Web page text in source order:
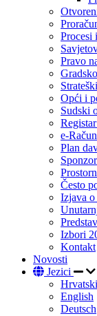
Procesi
Pravo
Opći i
Sudski
e-Račun
Plan
Često
Izjava o
Izbori
Kontakt
Novosti
Jezici
Hrvatski
English
Deutsch